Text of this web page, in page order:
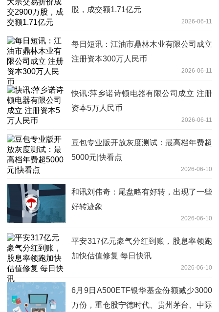
股，成交额1.71亿元
2026-06-11
每日短讯：江油市鼎林木业有限公司成立
注册资本300万人民币
2026-06-11
快讯:萍乡诺诗顿电器有限公司成立 注册
资本5万人民币
2026-06-11
豆包专业版开放灰度测试：最高档年费超
5000元|快看点
2026-06-10
和讯刘伟奇：尾盘略有好转，出现了一些
好转迹象
2026-06-10
平安317亿元豪气分红到账，股息率领跑
加快估值修复 每日快讯
2026-06-10
6月9日A500ETF银华基金份额减少3000
万份，重仓股宁德时代、贵州茅台、中际